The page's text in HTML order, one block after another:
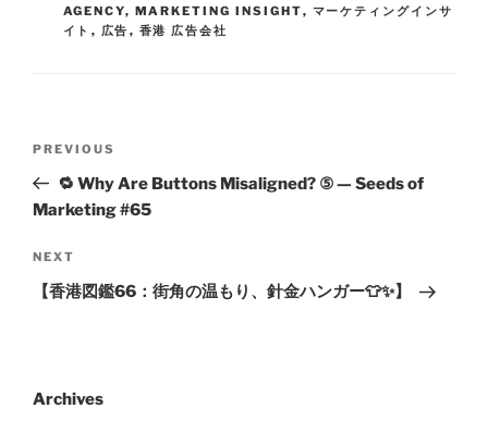
AGENCY, MARKETING INSIGHT, マーケティングインサ
イト , 広告 , 香港 広告会社
PREVIOUS
🔁 Why Are Buttons Misaligned? ⑤ — Seeds of
Marketing #65
NEXT
【香港図鑑66：街角の温もり、針金ハンガー👕✨】
Archives